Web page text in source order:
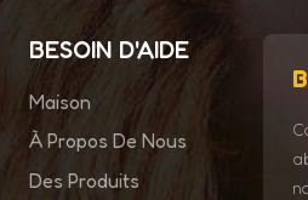
BESOIN D'AIDE
Maison
À Propos De Nous
Des Produits